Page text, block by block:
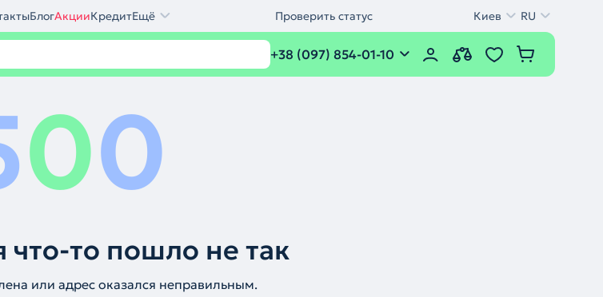
БлогАкцииКредитЕщё Проверить статус Киев RU
+38 (097) 854-01-10
00
что-то пошло не так
или адрес оказался неправильным.